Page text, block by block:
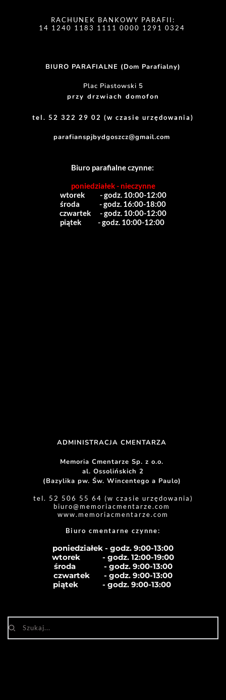
RACHUNEK BANKOWY PARAFII:
14 1240 1183 1111 0000 1291 0324
BIURO PARAFIALNE (Dom Parafialny)
Plac Piastowski 5
przy drzwiach domofon
tel. 52 322 29 02 (w czasie urzędowania)
parafianspjbydgoszcz@gmail.com
Biuro parafialne czynne:
poniedziałek - nieczynne
wtorek          - godz. 10:00-12:00
środa             - godz. 16:00-18:00
czwartek      - godz. 10:00-12:00
piątek           - godz. 10:00-12:00
ADMINISTRACJA CMENTARZA
Memoria Cmentarze Sp. z o.o.
al. Ossolińskich 2
(Bazylika pw. Św. Wincentego a Paulo)
tel. 52 506 55 64 (w czasie urzędowania)
biuro@memoriacmentarze.com
www.memoriacmentarze.com
Biuro cmentarne czynne:
poniedziałek - godz. 9:00-13:00
wtorek           - godz. 12:00-19:00
środa              - godz. 9:00-13:00
czwartek       - godz. 9:00-13:00
piątek            - godz. 9:00-13:00